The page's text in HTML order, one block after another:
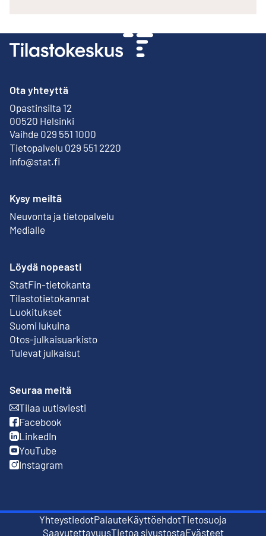
Ota yhteyttä
Opastinsilta 12
00520 Helsinki
Ulkoinen linkki
Vaihde 029 551 1000
Tietopalvelu 029 551 2220
info@stat.fi
Kysy meiltä
Neuvonta ja tietopalvelu
Medialle
Löydä nopeasti
StatFin-tietokanta
Ulkoinen linkki
Tilastotietokannat
Luokitukset
Suomi lukuina
Otos-julkaisuarkisto
Ulkoinen linkki
Tulevat julkaisut
Seuraa meitä
Tilaa uutisviesti
Ulkoinen linkki
Facebook
Ulkoinen linkki
LinkedIn
Ulkoinen linkki
YouTube
Ulkoinen linkki
Instagram
Ulkoinen linkki
YhteystiedotPalaute
Ulkoinen linkki
Käyttöehdot
Ulkoinen linkki
Tietosuoja
SaavutettavuusTietoa sivustostaEvästeet